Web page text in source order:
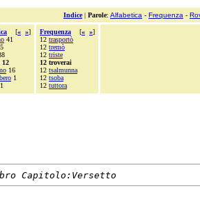
Indice| Parole: Alfabetica - Frequenza -
[« »]
41
5
12
16
1
1
Frequenza [« »]
12 trasportò
12 tremò
12 triste
12 troverai
12 tsalmunna
12 tsoba
12 tuttora
Capitolo:Versetto